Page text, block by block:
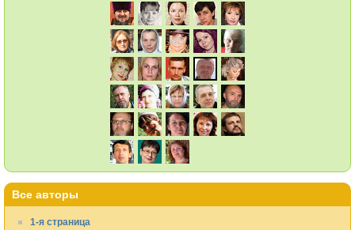
Все авторы
1-я страница